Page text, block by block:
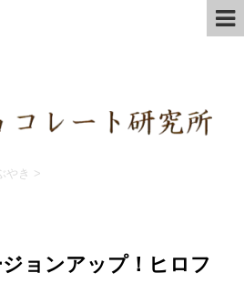
やき >
ョンアップ！ヒロフ